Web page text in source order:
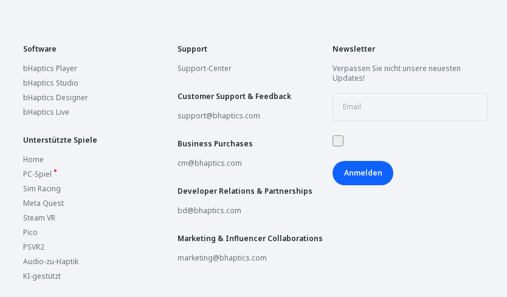
Software
bHaptics Player
bHaptics Studio
bHaptics Designer
bHaptics Live
Unterstützte Spiele
Home
PC-Spiel
Sim Racing
Meta Quest
Steam VR
Pico
PSVR2
Audio-zu-Haptik
KI-gestützt
Support
Support-Center
Customer Support & Feedback
support@bhaptics.com
Business Purchases
cm@bhaptics.com
Developer Relations & Partnerships
bd@bhaptics.com
Marketing & Influencer Collaborations
marketing@bhaptics.com
Newsletter
Verpassen Sie nicht unsere neuesten
Updates!
Anmelden